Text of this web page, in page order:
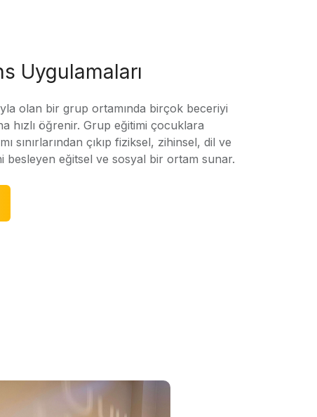
Uygulamaları
olan bir grup ortamında birçok beceriyi
hızlı öğrenir. Grup eğitimi çocuklara
sınırlarından çıkıp fiziksel, zihinsel, dil ve
besleyen eğitsel ve sosyal bir ortam sunar.